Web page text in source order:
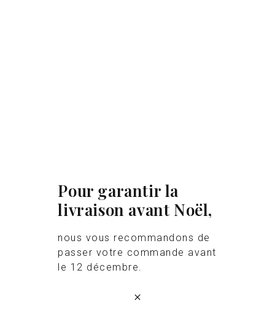
Pour garantir la
livraison avant Noël,
nous vous recommandons de
passer votre commande avant
le 12 décembre.